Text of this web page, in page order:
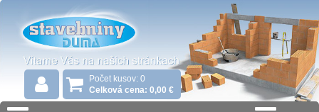
Počet kusov: 0
Celková cena: 0,00 €